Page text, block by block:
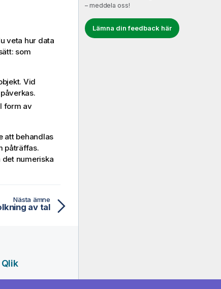
– meddela oss!
Lämna din feedback här
veta hur data
som
Vid
form av
att behandlas
påträffas.
det numeriska
Nästa ämne
av tal